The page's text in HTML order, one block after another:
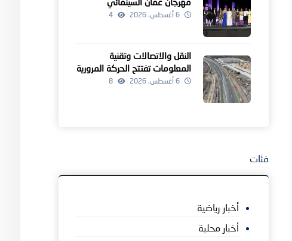
6 أغسطس، 2026 4
النقل والاتصالات وتقنية
المعلومات تفتتح الحركة المرورية
لمشروعين للطرق بالداخلية
6 أغسطس، 2026 8
فئات
أخبار رياضية
أخبار محلية